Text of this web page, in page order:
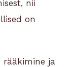
nii
on
rääkimine ja